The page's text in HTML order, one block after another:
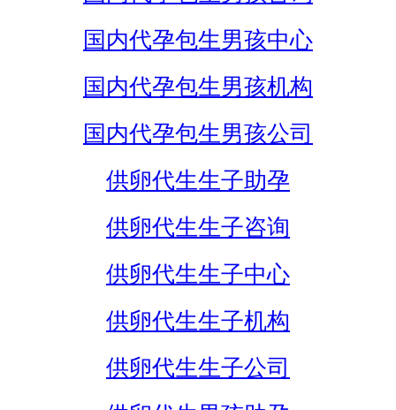
国内代孕包生男孩中心
国内代孕包生男孩机构
国内代孕包生男孩公司
供卵代生生子助孕
供卵代生生子咨询
供卵代生生子中心
供卵代生生子机构
供卵代生生子公司